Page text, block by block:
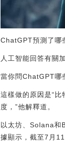
ChatGPT預測了哪
人工智能回答有關
當你問ChatGPT哪
這樣做的原因是“
度，”他解釋道。
以太坊、Solana
據顯示，截至7月